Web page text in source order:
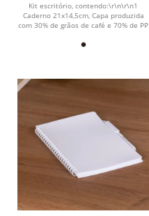
Kit escritório, contendo:\r\n\r\n1
Caderno 21x14,5cm, Capa produzida
com 30% de grãos de café e 70% de PP